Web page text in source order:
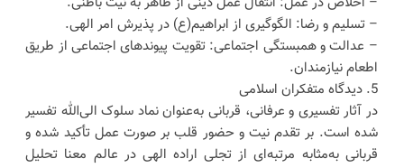
– تسلیم و رضا: الگوگیری از ابراهیم(ع) در پذیرش امر الهی.
– عدالت و همبستگی اجتماعی: تقویت پیوندهای اجتماعی از طریق
اطعام نیازمندان.
5. دیدگاه متفکران اسلامی
در آثار تفسیری و عرفانی، قربانی به‌عنوان نماد سلوک الی‌الله تفسیر
شده است. بر تقدم نیت و حضور قلب بر صورت عمل تأکید شده و
قربانی به‌مثابه مرتبه‌ای از تجلی اراده الهی در عالم معنا تحلیل